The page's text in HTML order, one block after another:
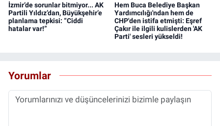
İzmir’de sorunlar bitmiyor... AK
Partili Yıldız’dan, Büyükşehir’e
planlama tepkisi: “Ciddi
hatalar var!”
Hem Buca Belediye Başkan
Yardımcılığı'ndan hem de
CHP'den istifa etmişti: Eşref
Çakır ile ilgili kulislerden 'AK
Parti' sesleri yükseldi!
Yorumlar